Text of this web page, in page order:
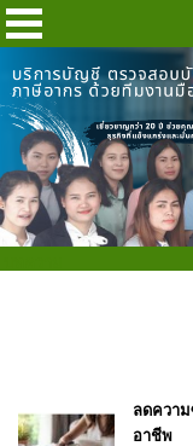
ลดควา
อาชีพ